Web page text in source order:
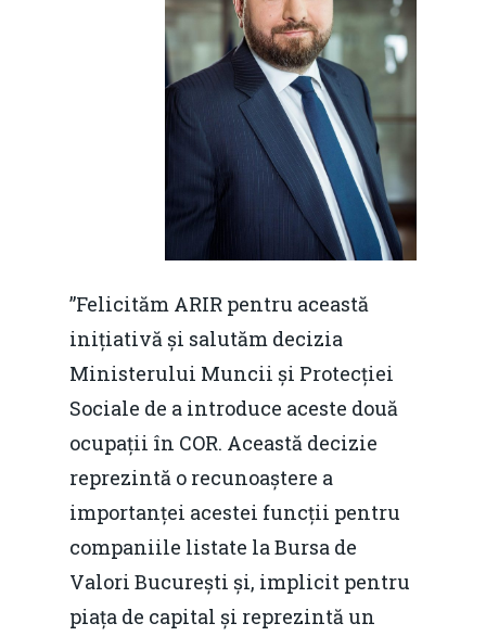
”Felicităm ARIR pentru această
inițiativă și salutăm decizia
Ministerului Muncii și Protecției
Sociale de a introduce aceste două
ocupații în COR. Această decizie
reprezintă o recunoaștere a
importanței acestei funcții pentru
companiile listate la Bursa de
Valori București și, implicit pentru
piața de capital și reprezintă un